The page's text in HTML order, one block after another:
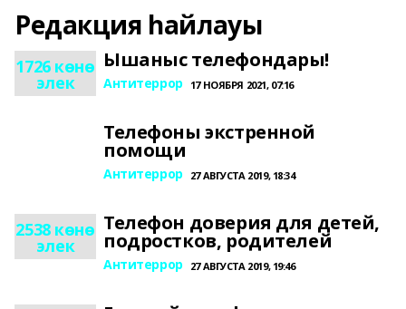
Редакция һайлауы
1726 көнө
элек
Ышаныс телефондары!
Антитеррор 17 НОЯБРЯ 2021, 07:16
Телефоны экстренной
помощи
Антитеррор 27 АВГУСТА 2019, 18:34
2538 көнө
элек
Телефон доверия для детей,
подростков, родителей
Антитеррор 27 АВГУСТА 2019, 19:46